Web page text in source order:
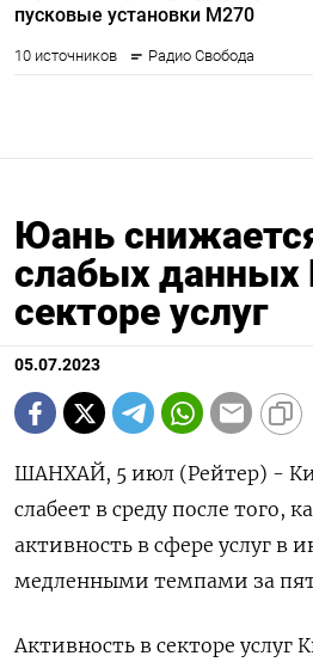
Юань
слабых данных
секторе услуг
05.07.2023
ШАНХАЙ, 5 июл (Рейтер) -
слабеет в среду после того,
активность в сфере услуг в
медленными темпами за
Активность в секторе услуг